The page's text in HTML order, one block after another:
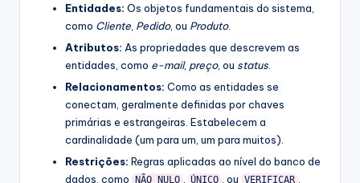
Entidades: Os objetos fundamentais do sistema,
como Cliente Pedido, ou Produto.
Atributos: As propriedades que descrevem as
entidades, como e-mail, preço, ou status
Relacionamentos: Como as entidades se
conectam, geralmente definidas por chaves
primárias e estrangeiras. Estabelecem a
cardinalidade (um para um, um para muitos).
Restrições: Regras aplicadas ao nível do banco de
dados, como
NÃO NULO ÚNICO , ou VERIFICAR